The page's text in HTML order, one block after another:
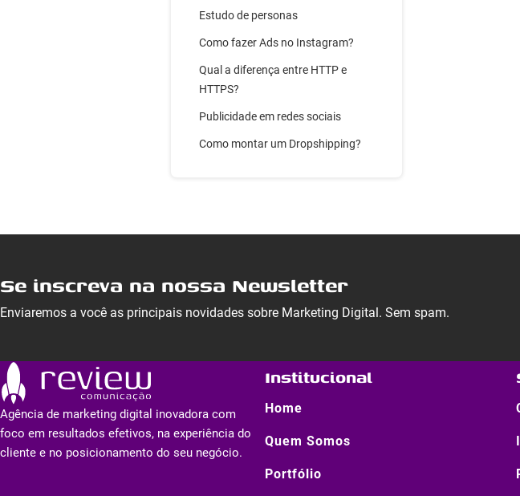
Estudo de personas
Como fazer Ads no Instagram?
Qual a diferença entre HTTP e
HTTPS?
Publicidade em redes sociais
Como montar um Dropshipping?
Se inscreva na nossa Newsletter
Enviaremos a você as principais novidades sobre Marketing Digital. Sem spam.
Agência de marketing digital inovadora com
foco em resultados efetivos, na experiência do
cliente e no posicionamento do seu negócio.
Institucional
Home
Quem Somos
Portfólio